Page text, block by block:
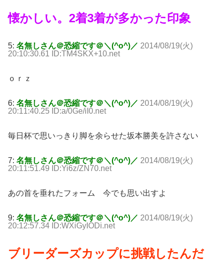
懐かしい。2着3着が多かった印象
5: 名無しさん＠恐縮です＠＼(^o^)／ 2014/08/19(火)
20:10:30.61 ID:TM4SKX+10.net
ｏｒｚ
6: 名無しさん＠恐縮です＠＼(^o^)／ 2014/08/19(火)
20:11:40.25 ID:a/0Ge/iI0.net
毎日杯で思いっきり脚を余らせた坂本勝美を許さない
7: 名無しさん＠恐縮です＠＼(^o^)／ 2014/08/19(火)
20:11:51.49 ID:Yi6z/ZN70.net
あの首を垂れたフォーム 今でも思い出すよ
9: 名無しさん＠恐縮です＠＼(^o^)／ 2014/08/19(火)
20:12:57.34 ID:WXiGyIODi.net
ブリーダーズカップに挑戦したんだ